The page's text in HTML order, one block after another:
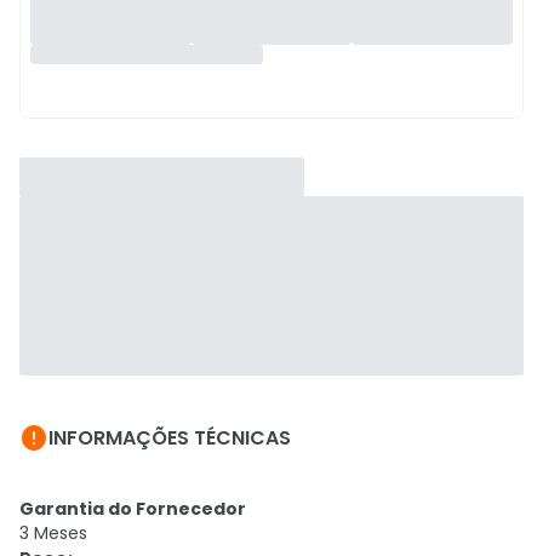
INFORMAÇÕES TÉCNICAS
Garantia do Fornecedor
3 Meses